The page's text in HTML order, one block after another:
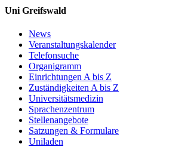
Uni Greifswald
News
Veranstaltungskalender
Telefonsuche
Organigramm
Einrichtungen A bis Z
Zuständigkeiten A bis Z
Universitätsmedizin
Sprachenzentrum
Stellenangebote
Satzungen & Formulare
Uniladen